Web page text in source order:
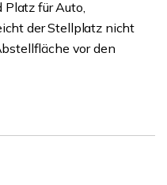
für Auto,
der Stellplatz nicht
vor den